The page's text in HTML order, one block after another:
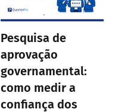
Pesquisa de
aprovação
governamental:
como medir a
confiança dos